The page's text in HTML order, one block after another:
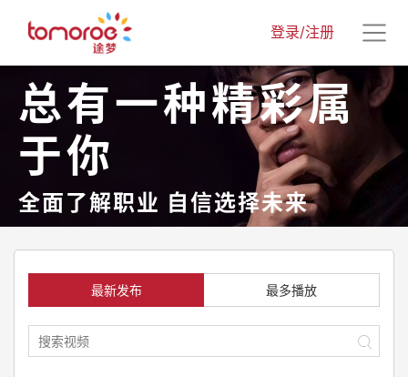
登录/注册
总有一种精彩属
于你
全面了解职业 自信选择未来
最新发布 最多播放